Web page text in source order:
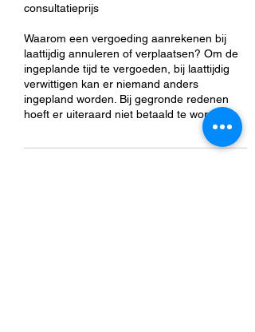
consultatieprijs
Waarom een vergoeding aanrekenen bij
laattijdig annuleren of verplaatsen? Om de
ingeplande tijd te vergoeden, bij laattijdig
verwittigen kan er niemand anders
ingepland worden. Bij gegronde redenen
hoeft er uiteraard niet betaald te worden.